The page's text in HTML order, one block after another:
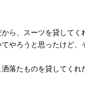
から、スーツを貸して
てやろうと思ったけど
洒落たものを貸してくれ